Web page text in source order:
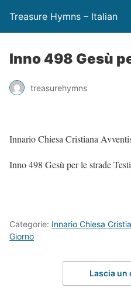
Treasure Hymns – Italian
Inno 498 Gesù
treasurehymns
Innario Chiesa Cristiana
Inno 498 Gesù per le strade Testi
Categorie: Innario Chiesa
Giorno
Lascia un